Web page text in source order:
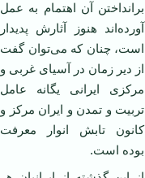
برانداختن آن اهتمام به عمل
آورده‌اند هنوز آثارش پدیدار
است، چنان که می‌توان گفت
از دیر زمان در آسیای غربی و
مرکزی ایرانی یگانه عامل
تربیت و تمدن و ایران مرکز و
کانون تابش انوار معرفت
بوده است.